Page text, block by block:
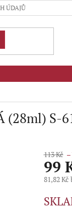
ÚDAJŮ
(28ml) S-
113 Kč
99
81,82 Kč
cena: